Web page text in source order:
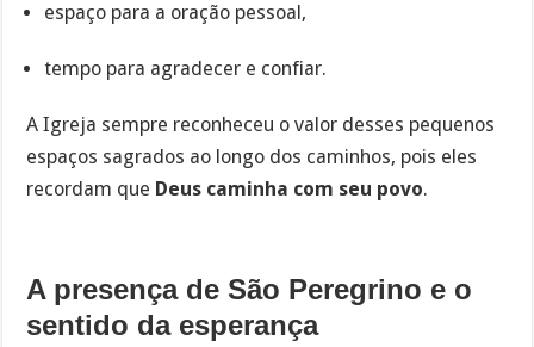
espaço para a oração pessoal,
tempo para agradecer e confiar.
A Igreja sempre reconheceu o valor desses pequenos
espaços sagrados ao longo dos caminhos, pois eles
recordam que Deus caminha com seu povo.
A presença de São Peregrino e o
sentido da esperança